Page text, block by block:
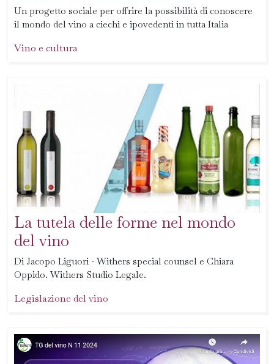
Un progetto sociale per offrire la possibilità di conoscere
il mondo del vino a ciechi e ipovedenti in tutta Italia
Vino e cultura
La tutela delle forme nel mondo
del vino
Di Jacopo Liguori - Withers special counsel e Chiara
Oppido. Withers Studio Legale.
Legislazione del vino